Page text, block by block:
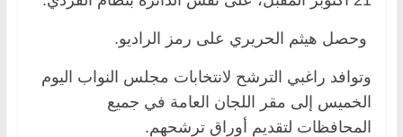
وحصل هيثم الحريري على رمز الراديو.
وتوافد راغبي الترشح لانتخابات مجلس النواب اليوم
الخميس إلى مقر اللجان العامة في جميع
المحافظات لتقديم أوراق ترشحهم.